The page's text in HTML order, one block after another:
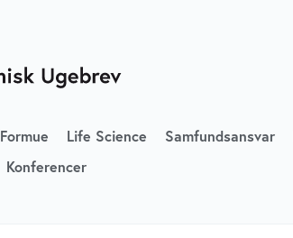
Formue Life Science Samfundsansvar
Konferencer